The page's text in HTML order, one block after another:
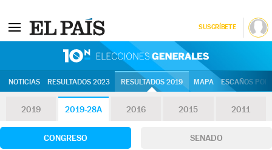
SUSCRÍBETE
NOTICIAS RESULTADOS 2023 RESULTADOS 2019 MAPA ESCAÑOS
2019 2019-28A 2016 2015 2011
CONGRESO SENADO